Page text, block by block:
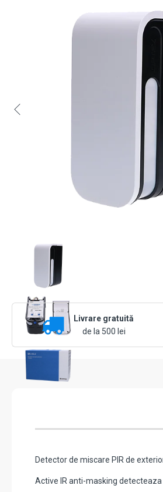
Livrare gratuită
de la 500 lei
Detector de miscare PIR de
Active IR anti-masking